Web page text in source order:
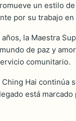
un estilo
por su trabajo
la Maestra
de paz y
comunitario.
Ching Hai continúa
está